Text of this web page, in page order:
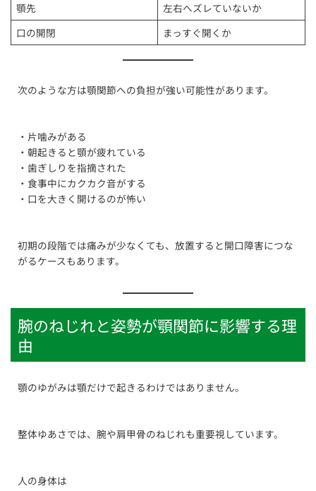
顎先
左右へズレていないか
口の開閉
まっすぐ開くか
次のような方は顎関節への負担が強い可能性があります。
・片噛みがある
・朝起きると顎が疲れている
・歯ぎしりを指摘された
・食事中にカクカク音がする
・口を大きく開けるのが怖い
初期の段階では痛みが少なくても、放置すると開口障害につな
がるケースもあります。
腕のねじれと姿勢が顎関節に影響する理
由
顎のゆがみは顎だけで起きるわけではありません。
整体ゆあさでは、腕や肩甲骨のねじれも重要視しています。
人の身体は